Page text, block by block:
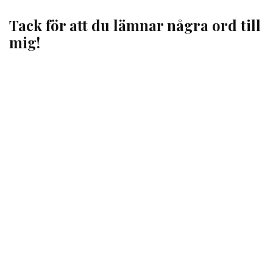
Tack för att du lämnar några ord till
mig!